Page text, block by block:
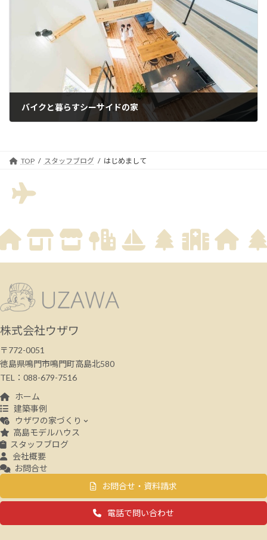
バイクと暮らすシーサイドの家
TOP スタッフブログ はじめまして
株式会社ウザワ
〒772-0051
徳島県鳴門市鳴門町高島北580
TEL：088-679-7516
ホーム
建築事例
ウザワの家づくり
高島モデルハウス
スタッフブログ
会社概要
お問合せ
お問合せ・資料請求
電話で問い合わせ